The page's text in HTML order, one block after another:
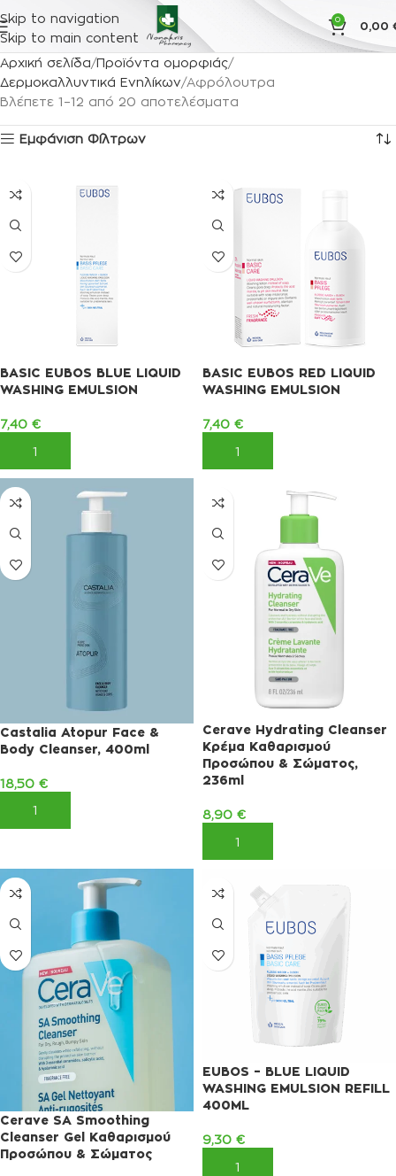
Skip to navigation
Skip to main content
0
0,00
Αρχική σελίδα Προϊόντα ομορφιάς
Δερμοκαλλυντικά Ενηλίκων Αφρόλουτρα
Βλέπετε 1–12 από 20 αποτελέσματα
Εμφάνιση Φίλτρων
BASIC EUBOS BLUE LIQUID
WASHING EMULSION
7,40 €
ΠΡΟΣΘΉΚΗ ΣΤΟ ΚΑΛΆΘΙ
BASIC EUBOS RED LIQUID
WASHING EMULSION
7,40 €
ΠΡΟΣΘΉΚΗ ΣΤΟ ΚΑΛΆΘΙ
Castalia Atopur Face &
Body Cleanser, 400ml
18,50 €
ΠΡΟΣΘΉΚΗ ΣΤΟ ΚΑΛΆΘΙ
Cerave Hydrating Cleanser
Κρέμα Καθαρισμού
Προσώπου & Σώματος,
236ml
8,90 €
ΠΡΟΣΘΉΚΗ ΣΤΟ ΚΑΛΆΘΙ
Cerave SA Smoothing
Cleanser Gel Καθαρισμού
Προσώπου & Σώματος
EUBOS – BLUE LIQUID
WASHING EMULSION REFILL
400ML
9,30 €
ΠΡΟΣΘΉΚΗ ΣΤΟ ΚΑΛΆΘΙ